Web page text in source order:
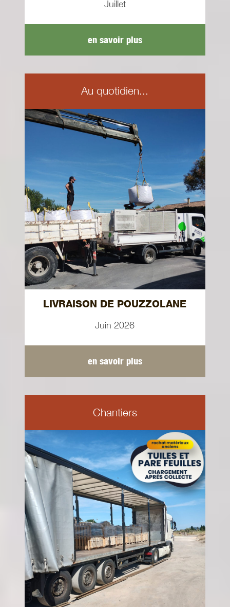
Juillet
en savoir plus
Au quotidien...
LIVRAISON DE POUZZOLANE
Juin 2026
en savoir plus
Chantiers